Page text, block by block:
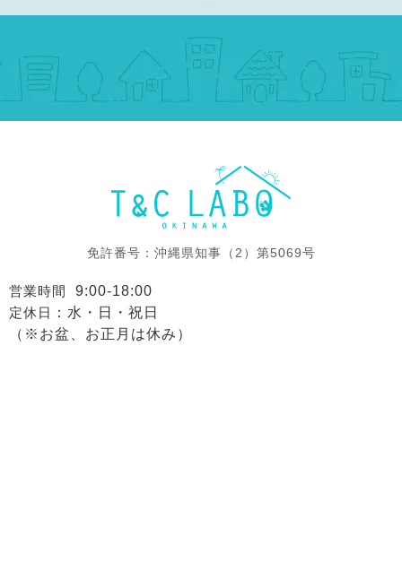
免許番号：沖縄県知事（2）第5069号
営業時間
9:00-18:00
定休日 ：水・日・祝日
（※お盆、お正月は休み）